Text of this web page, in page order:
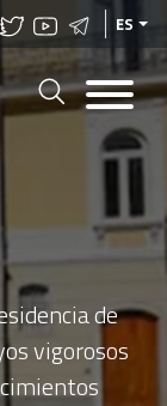
ES
de
vigorosos